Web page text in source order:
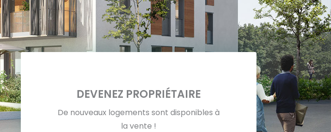
DEVENEZ PROPRIÉTAIRE
De nouveaux logements sont disponibles à
la vente !